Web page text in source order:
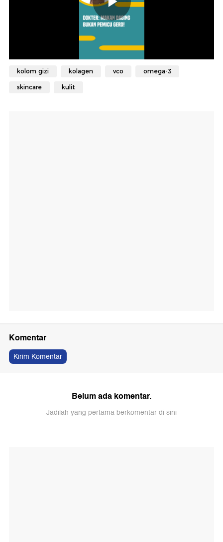
kolom gizi kolagen vco omega-3
skincare kulit
Komentar
Kirim Komentar
Belum ada komentar.
Jadilah yang pertama berkomentar di sini